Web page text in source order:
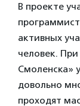
В проекте
активных
человек.
Смоленска»
довольно
проходят